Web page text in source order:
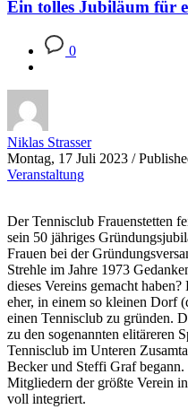
Ein tolles Jubiläum für
0
Niklas Strasser
Montag, 17 Juli 2023 /
Veranstaltung
Der Tennisclub Frauenstetten
sein 50 jähriges
Frauen bei der
Strehle im Jahre 1973
dieses Vereins gemacht
eher, in einem so kleinen Dorf
einen Tennisclub zu gründen.
zu den sogenannten elitäreren
Tennisclub im Unteren
Becker und Steffi Graf
Mitgliedern der größte Verein
voll integriert.